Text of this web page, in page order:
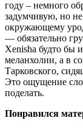
году – немного
задумчивую, но
окружающему
— обязательно
Xenisha будто бы
меланхолии, а в
Тарковского,
Это ощущение
поделать.
Понравился